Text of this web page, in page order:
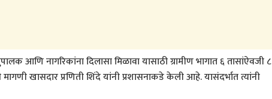
आणि नागरिकांना दिलासा मिळावा यासाठी ग्रामीण भागात ६ तासांऐवजी ८
खासदार प्रणिती शिंदे यांनी प्रशासनाकडे केली आहे. यासंदर्भात त्यांनी